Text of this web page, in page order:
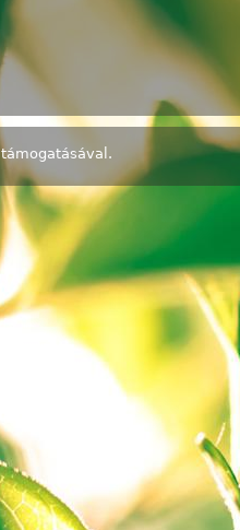
támogatásával.